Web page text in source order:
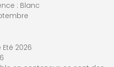
: Blanc
2026